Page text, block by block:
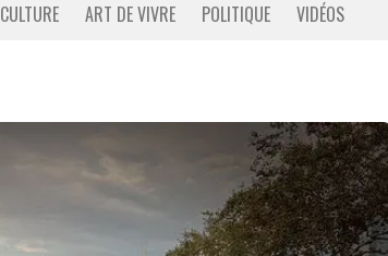
CULTURE ART DE VIVRE POLITIQUE VIDÉOS